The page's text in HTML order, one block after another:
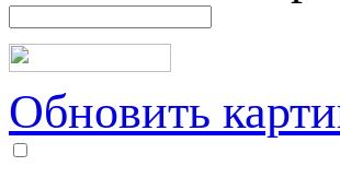
Обновить